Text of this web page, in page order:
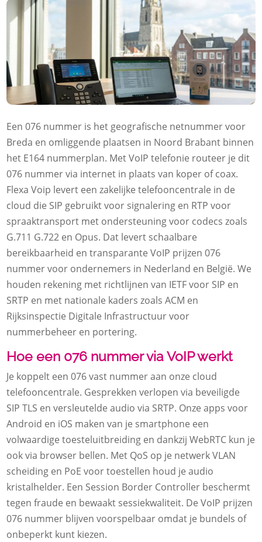
Een 076 nummer is het geografische netnummer voor
Breda en omliggende plaatsen in Noord Brabant binnen
het E164 nummerplan.​ Met VoIP telefonie routeer je dit
076 nummer via internet in plaats van koper of coax.​
Flexa Voip levert een zakelijke telefooncentrale in de
cloud die SIP gebruikt voor signalering en RTP voor
spraaktransport met ondersteuning voor codecs zoals
G.​711 G.​722 en Opus.​ Dat levert schaalbare
bereikbaarheid en transparante VoIP prijzen 076
nummer voor ondernemers in Nederland en België.​ We
houden rekening met richtlijnen van IETF voor SIP en
SRTP en met nationale kaders zoals ACM en
Rijksinspectie Digitale Infrastructuur voor
nummerbeheer en portering.​
Hoe een 076 nummer via VoIP werkt
Je koppelt een 076 vast nummer aan onze cloud
telefooncentrale.​ Gesprekken verlopen via beveiligde
SIP TLS en versleutelde audio via SRTP.​ Onze apps voor
Android en iOS maken van je smartphone een
volwaardige toesteluitbreiding en dankzij WebRTC kun je
ook via browser bellen.​ Met QoS op je netwerk VLAN
scheiding en PoE voor toestellen houd je audio
kristalhelder.​ Een Session Border Controller beschermt
tegen fraude en bewaakt sessiekwaliteit.​ De VoIP prijzen
076 nummer blijven voorspelbaar omdat je bundels of
onbeperkt kunt kiezen.​